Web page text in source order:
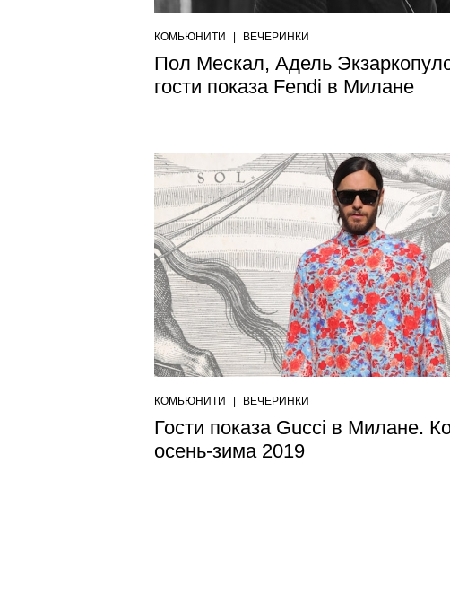
КОМЬЮНИТИ ВЕЧЕРИНКИ
Пол Мескал, Адель
гости показа Fendi в Милане
КОМЬЮНИТИ ВЕЧЕРИНКИ
Гости показа Gucci в Милане.
осень-зима 2019